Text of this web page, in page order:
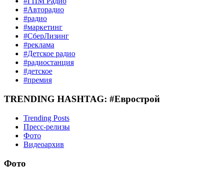
#Авторадио
#радио
#маркетинг
#СберЛизинг
#реклама
#Детское радио
#радиостанция
#детское
#премия
TRENDING HASHTAG: #Еврострой
Trending Posts
Пресс-релизы
Фото
Видеоархив
Фото